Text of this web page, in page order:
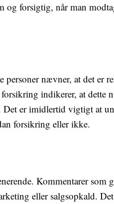
forsigtig, når man
nævner, at det er
indikerer, at dette
er imidlertid vigtigt at
forsikring eller ikke.
Kommentarer som
eller salgsopkald.